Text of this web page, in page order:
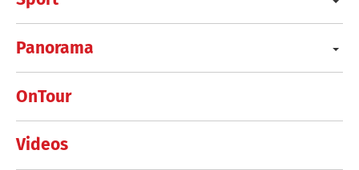
Panorama
OnTour
Videos